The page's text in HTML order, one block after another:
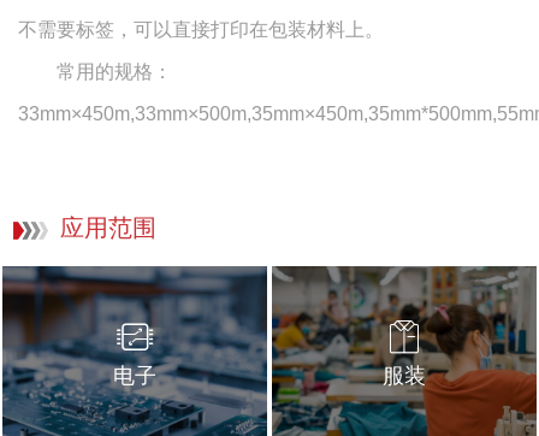
不需要标签，可以直接打印在包装材料上。
常用的规格：
应用范围
电子 服装